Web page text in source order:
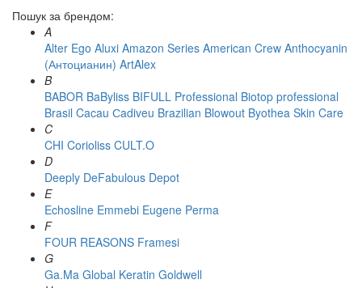
Пошук за брендом:
A
Alter Ego Aluxi Amazon Series American Crew Anthocyanin
(Антоцианин) ArtAlex
B
BABOR BaByliss BIFULL Professional Biotop professional
Brasil Cacau Сadiveu Brazilian Blowout Byothea Skin Care
C
CHI Corioliss CULT.O
D
Deeply DeFabulous Depot
E
Echosline Emmebi Eugene Perma
F
FOUR REASONS Framesi
G
Ga.Ma Global Keratin Goldwell